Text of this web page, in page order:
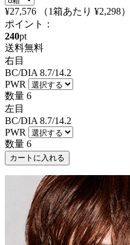
¥27,576 （1箱あたり ¥2,298）
ポイント：
240pt
送料無料
右目
BC/DIA 8.7/14.2
PWR
数量 6
左目
BC/DIA 8.7/14.2
PWR
数量 6
カートに入れる